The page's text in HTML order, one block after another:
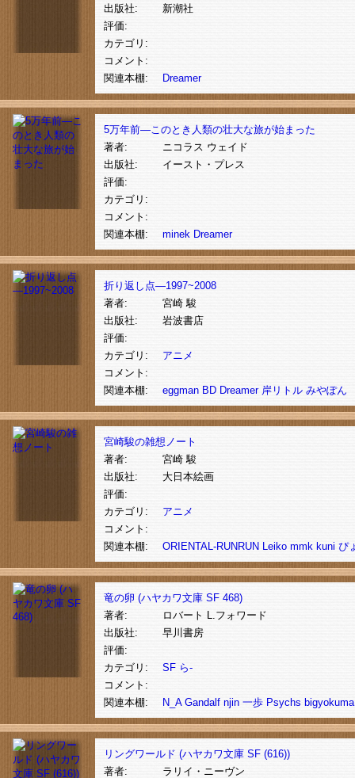
出版社:
新潮社
評価:
カテゴリ:
コメント:
関連本棚:
Dreamer
5万年前―このとき人類の壮大な旅が始まった
著者:
ニコラス ウェイド
出版社:
イースト・プレス
評価:
カテゴリ:
コメント:
関連本棚:
minek Dreamer
折り返し点―1997~2008
著者:
宮崎 駿
出版社:
岩波書店
評価:
カテゴリ:
アニメ
コメント:
関連本棚:
eggman BD Dreamer 岸リトル みやぽん
宮崎駿の雑想ノート
著者:
宮崎 駿
出版社:
大日本絵画
評価:
カテゴリ:
アニメ
コメント:
関連本棚:
ORIENTAL-RUNRUN Leiko mmk kuni ぴ
竜の卵 (ハヤカワ文庫 SF 468)
著者:
ロバート L.フォワード
出版社:
早川書房
評価:
カテゴリ:
SF ら-
コメント:
関連本棚:
N_A Gandalf njin 一歩 Psychs bigyokuma
リングワールド (ハヤカワ文庫 SF (616))
著者:
ラリイ・ニーヴン